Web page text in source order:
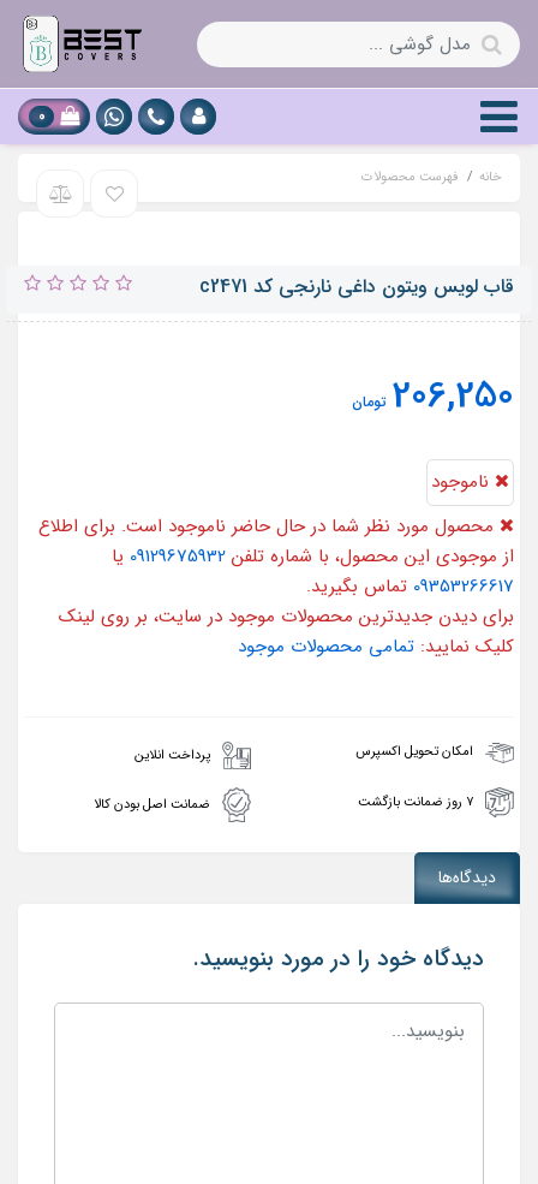
0
خانه فهرست محصولات
قاب لویس ویتون داغی نارنجی کد c2471
206,250 تومان
ناموجود
محصول مورد نظر شما در حال حاضر ناموجود است. برای اطلاع
از موجودی این محصول، با شماره تلفن 09129675932 یا
09353266617 تماس بگیرید.
برای دیدن جدیدترین محصولات موجود در سایت، بر روی لینک
کلیک نمایید: تمامی محصولات موجود
امکان تحویل اکسپرس پرداخت انلاین
۷ روز ضمانت بازگشت ضمانت اصل بودن کالا
دیدگاه‌ها
دیدگاه خود را در مورد بنویسید.